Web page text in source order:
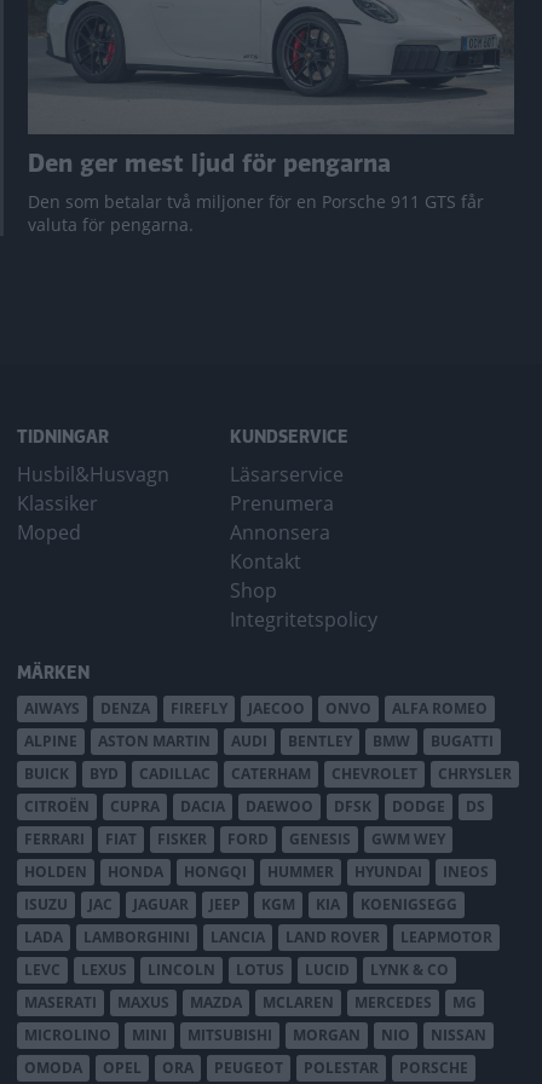
Den ger mest ljud för pengarna
Den som betalar två miljoner för en Porsche 911 GTS får
valuta för pengarna.
TIDNINGAR
Husbil&Husvagn
Klassiker
Moped
KUNDSERVICE
Läsarservice
Prenumera
Annonsera
Kontakt
Shop
Integritetspolicy
MÄRKEN
AIWAYS DENZA FIREFLY JAECOO ONVO
ALFA ROMEO
ALPINE
ASTON MARTIN AUDI BENTLEY BMW
BUGATTI
BUICK
BYD CADILLAC CATERHAM CHEVROLET
CHRYSLER
CITROËN
CUPRA DACIA DAEWOO DFSK DODGE
DS
FERRARI
FIAT FISKER FORD GENESIS
GWM WEY
HOLDEN
HONDA HONGQI HUMMER HYUNDAI
INEOS
ISUZU
JAC JAGUAR JEEP KGM KIA
KOENIGSEGG
LADA
LAMBORGHINI LANCIA LAND ROVER
LEAPMOTOR
LEVC
LEXUS LINCOLN LOTUS LUCID
LYNK & CO
MASERATI
MAXUS MAZDA MCLAREN MERCEDES
MG
MICROLINO
MINI MITSUBISHI MORGAN NIO
NISSAN
OMODA
OPEL ORA PEUGEOT POLESTAR PORSCHE